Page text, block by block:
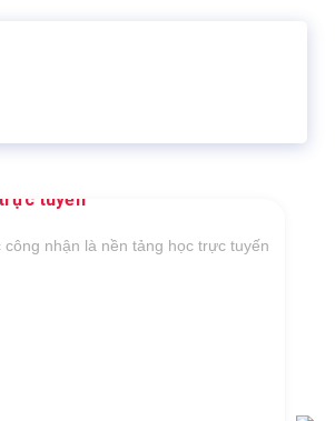
nghệ số xuất sắc trong lĩnh
nghệ số Việt Nam 2018 do Hiệp
Việt Nam tổ chức